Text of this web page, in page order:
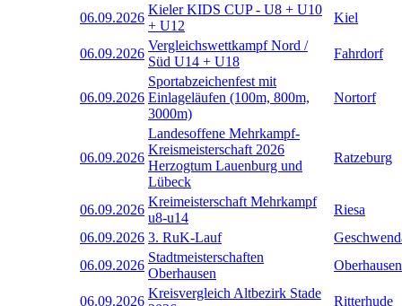
06.09.2026
Kieler KIDS CUP - U8 + U10
+ U12
Kiel
06.09.2026
Vergleichswettkampf Nord /
Süd U14 + U18
Fahrdorf
06.09.2026
Sportabzeichenfest mit
Einlageläufen (100m, 800m,
3000m)
Nortorf
06.09.2026
Landesoffene Mehrkampf-
Kreismeisterschaft 2026
Herzogtum Lauenburg und
Lübeck
Ratzeburg
06.09.2026
Kreimeisterschaft Mehrkampf
u8-u14
Riesa
06.09.2026 3. RuK-Lauf
06.09.2026
Stadtmeisterschaften
Oberhausen
Oberhausen
06.09.2026
Kreisvergleich Altbezirk Stade
Ritterhude